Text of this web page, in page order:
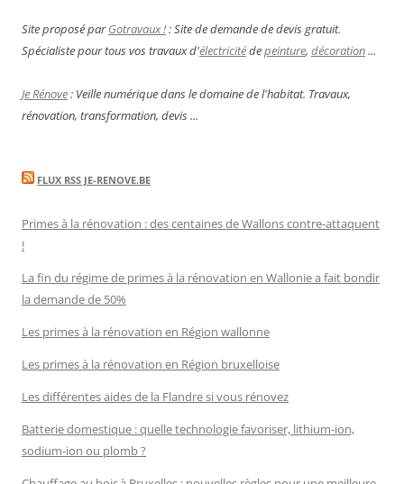
Site proposé parGotravaux !: Site de demande de devis gratuit.
Spécialiste pour tous vos travaux d'électricitédepeinture, décoration...
Je Rénove: Veille numérique dans le domaine de l'habitat. Travaux,
rénovation, transformation, devis ...
FLUX RSS JE-RENOVE.BE
Primes à la rénovation : des centaines de Wallons contre-attaquent
!
La fin du régime de primes à la rénovation en Wallonie a fait bondir
la demande de 50%
Les primes à la rénovation en Région wallonne
Les primes à la rénovation en Région bruxelloise
Les différentes aides de la Flandre si vous rénovez
Batterie domestique : quelle technologie favoriser, lithium-ion,
sodium-ion ou plomb ?